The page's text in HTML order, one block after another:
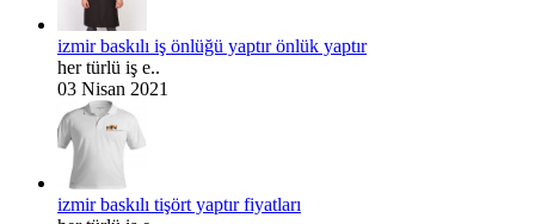
izmir baskılı iş önlüğü yaptır önlük yaptır
her türlü iş e..
03 Nisan 2021
izmir baskılı tişört yaptır fiyatları